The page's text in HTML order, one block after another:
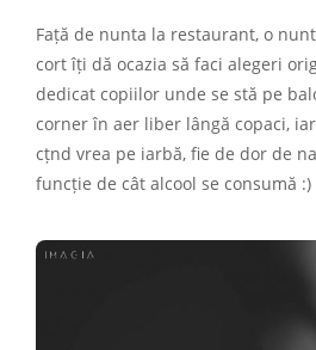
Față de nunta la restaurant, o
cort îți dă ocazia să faci alegeri
dedicat copiilor unde se stă pe
corner în aer liber lângă copaci,
cțnd vrea pe iarbă, fie de dor de
funcție de cât alcool se consumă :)